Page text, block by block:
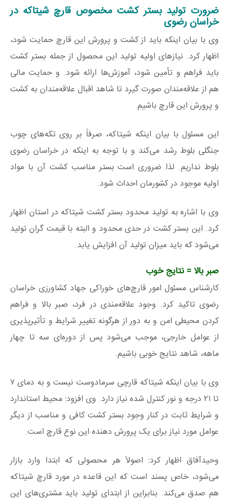
ضرورت تولید بستر کشت مخصوص قارچ شیتاکه در
خراسان رضوی
وی با بیان اینکه باید از کشت و پرورش این قارچ حمایت شود،
اظهار کرد. نیازهای اولیه تولید این محصول از جمله بستر کشت
باید فراهم و تأمین شود، آموزش‌ها ارائه شود. و حمایت مالی
هم از علاقه‌مندان صورت گیرد تا شاهد اقبال علاقه‌مندان به کشت
و پرورش این قارچ باشیم.
این مسئول با بیان اینکه شیتاکه، صرفاً بر روی تکه‌های چوب
جنگلی بلوط رشد می‌کند و با توجه به اینکه در خراسان رضوی
بلوط نداریم. لذا ضروری است بستر مناسب کشت آن با مواد
اولیه موجود در کشورمان احداث شود.
وی با اشاره به تولید محدود بستر کشت شیتاکه در استان اظهار
کرد. این بستر کشت در حدی محدود و البته با قیمت گران تولید
می‌شود که باید میزان تولید آن افزایش یابد.
صبر بالا = نتایج خوب
کارشناس مسئول امور قارچ‌های خوراکی جهاد کشاورزی خراسان
رضوی تاکید کرد. وجود علاقه‌مندی در فرد، صبر بالا و فراهم
کردن محیطی امن و به دور از هرگونه تغییر شرایط و تأثیرپذیری
از عوامل خارجی، موجب می‌شود پس از دوره‌ای سه تا چهار
ماهه، شاهد نتایج خوبی باشیم.
وی با بیان اینکه شیتاکه قارچی سرمادوست نیست و به دمای ۷
تا ۲۱ درجه و نور کنترل شده نیاز دارد. وی افزود: محیط استاندارد
و شرایط ثابت در کنار وجود بستر کشت کافی و مناسب از دیگر
عوامل مورد نیاز برای یک پرورش دهنده این نوع قارچ است.
وحیدآفاق اظهار کرد: اصولاً هر محصولی که ابتدا وارد بازار
می‌شود، خاص پسند است که این قاعده در مورد قارچ شیتاکه
هم صدق می‌کند. بنابراین از ابتدای تولید باید مشتری‌های این